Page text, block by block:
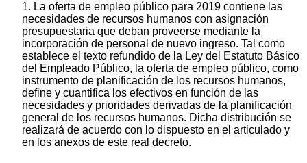
1. La oferta de empleo público para 2019 contiene las
necesidades de recursos humanos con asignación
presupuestaria que deban proveerse mediante la
incorporación de personal de nuevo ingreso. Tal como
establece el texto refundido de la Ley del Estatuto Básico
del Empleado Público, la oferta de empleo público, como
instrumento de planificación de los recursos humanos,
define y cuantifica los efectivos en función de las
necesidades y prioridades derivadas de la planificación
general de los recursos humanos. Dicha distribución se
realizará de acuerdo con lo dispuesto en el articulado y
en los anexos de este real decreto.